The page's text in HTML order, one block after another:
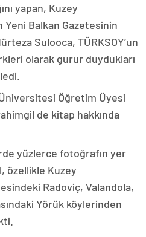
yapan, Kuzey
Yeni Balkan Gazetesinin
Sulooca, TÜRKSOY’un
olarak gurur duydukları
Öğretim Üyesi
de kitap hakkında
yüzlerce fotoğrafın yer
özellikle Kuzey
Radoviç, Valandola,
Yörük köylerinden